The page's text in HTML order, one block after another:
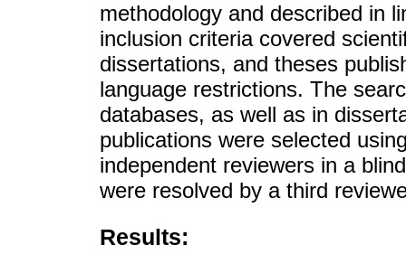
methodology and described in
inclusion criteria covered
dissertations, and theses
language restrictions. The
databases, as well as in
publications were selected
independent reviewers in a
were resolved by a third
Results: